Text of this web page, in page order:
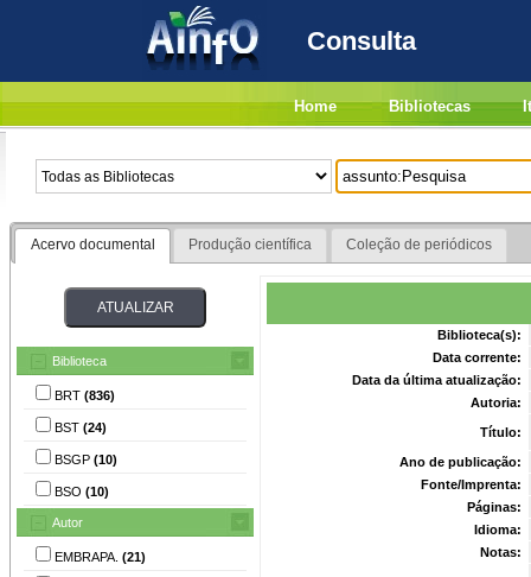
Consulta
Home Bibliotecas
Acervo documental Produção científica Coleção de periódicos
Biblioteca
BRT (836)
BST (24)
BSGP (10)
BSO (10)
Autor
EMBRAPA. (21)
Biblioteca(s):
Data corrente:
Data da última atualização:
Autoria:
Título:
Ano de publicação:
Fonte/Imprenta:
Páginas:
Idioma:
Notas: